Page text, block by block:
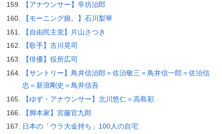
【アナウンサー】辛坊治郎
【モーニング娘。】石川梨華
【自由民主党】片山さつき
【歌手】吉川晃司
【俳優】役所広司
【サントリー】鳥井信治郎＝佐治敬三＝鳥井信一郎＝佐治信
忠＝新浪剛史＝鳥井信吾
【ゆず・アナウンサー】北川悠仁＝高島彩
【脚本家】宮藤官九郎
日本の「ウラ大金持ち」100人の自宅